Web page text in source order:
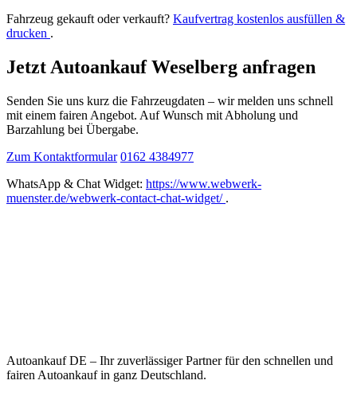
Fahrzeug gekauft oder verkauft? Kaufvertrag kostenlos ausfüllen &
drucken .
Jetzt Autoankauf Weselberg anfragen
Senden Sie uns kurz die Fahrzeugdaten – wir melden uns schnell
mit einem fairen Angebot. Auf Wunsch mit Abholung und
Barzahlung bei Übergabe.
Zum Kontaktformular 0162 4384977
WhatsApp & Chat Widget: https://www.webwerk-
muenster.de/webwerk-contact-chat-widget/ .
Autoankauf DE – Ihr zuverlässiger Partner für den schnellen und
fairen Autoankauf in ganz Deutschland.